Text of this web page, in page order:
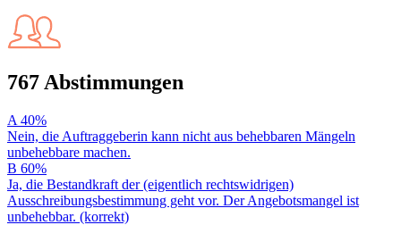
767 Abstimmungen
A 40%
Nein, die Auftraggeberin kann nicht aus behebbaren Mängeln
unbehebbare machen.
B 60%
Ja, die Bestandkraft der (eigentlich rechtswidrigen)
Ausschreibungsbestimmung geht vor. Der Angebotsmangel ist
unbehebbar. (korrekt)